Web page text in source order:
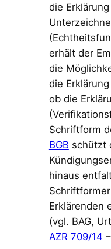
die
erhält der
die
die
ob die
Schriftform
BGB schützt
hinaus
Erklärenden
(vgl. BAG,
AZR 709/14